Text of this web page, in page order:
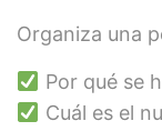
Organiza una
Por qué se
Cuál es el